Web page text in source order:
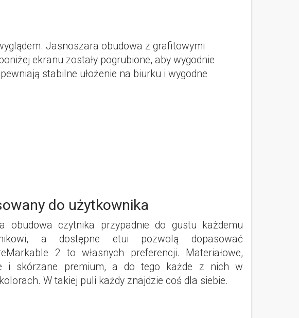
Jasnoszara obudowa z grafitowymi
ekranu zostały pogrubione, aby wygodnie
stabilne ułożenie na biurku i wygodne
do użytkownika
obudowa czytnika przypadnie do gustu każdemu
a dostępne etui pozwolą dopasować
2 to własnych preferencji. Materiałowe,
i skórzane premium, a do tego każde z nich w
W takiej puli każdy znajdzie coś dla siebie.